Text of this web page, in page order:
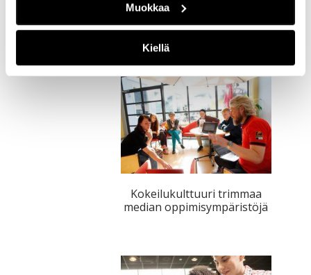
Muokkaa
Kiellä
Integration through
Involvement
Kokeilukulttuuri trimmaa
median oppimisympäristöjä